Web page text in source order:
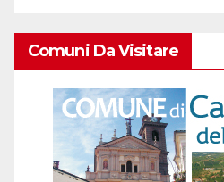
Comuni Da Visitare